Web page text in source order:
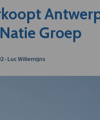
Groep
- Luc Willemijns